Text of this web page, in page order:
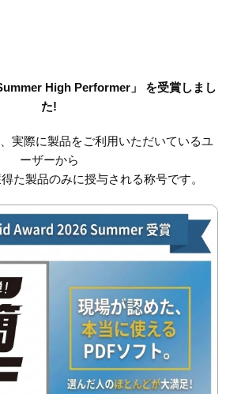
High Performer」 を受賞しまし
た!
実際に製品をご利用いただいているユ
ーザーから
た製品のみに授与される称号です。